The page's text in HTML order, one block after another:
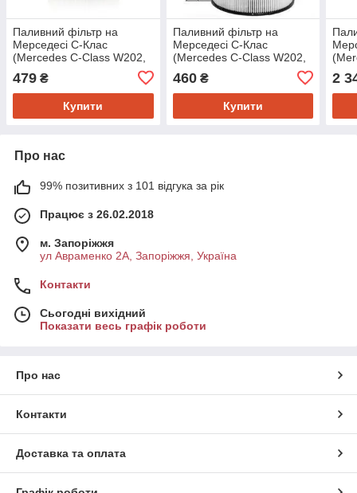
Паливний фільтр на
Мерседесі C-Клас
(Mercedes C-Class W202,
W124, W210, W211, W212,
S-Class
479 ₴
Купити
Паливний фільтр на
Мерседесі C-Клас
(Mercedes C-Class W202,
W124, W210, W211, W212,
S-Class
460₴
Купити
2
Про нас
99% позитивних з 101 відгука за рік
Працює з 26.02.2018
м. Запоріжжя
ул Авраменко 2А, Запоріжжя, Україна
Контакти
Сьогодні вихідний
Показати весь графік роботи
Про нас
Контакти
Доставка та оплата